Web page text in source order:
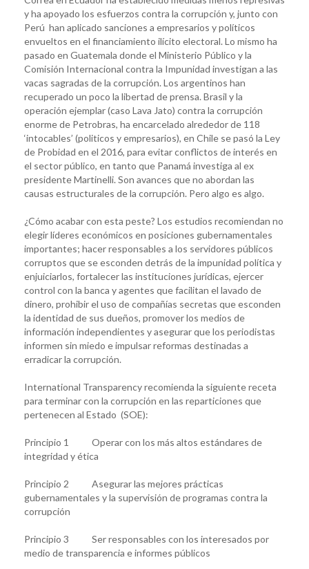
y ha apoyado los esfuerzos contra la corrupción y, junto con
Perú han aplicado sanciones a empresarios y políticos
envueltos en el financiamiento ilícito electoral. Lo mismo ha
pasado en Guatemala donde el Ministerio Público y la
Comisión Internacional contra la Impunidad investigan a las
vacas sagradas de la corrupción. Los argentinos han
recuperado un poco la libertad de prensa. Brasil y la
operación ejemplar (caso Lava Jato) contra la corrupción
enorme de Petrobras, ha encarcelado alrededor de 118
‘intocables’ (politicos y empresarios), en Chile se pasó la Ley
de Probidad en el 2016, para evitar conflictos de interés en
el sector público, en tanto que Panamá investiga al ex
presidente Martinelli. Son avances que no abordan las
causas estructurales de la corrupción. Pero algo es algo.
¿Cómo acabar con esta peste? Los estudios recomiendan no
elegir líderes económicos en posiciones gubernamentales
importantes; hacer responsables a los servidores públicos
corruptos que se esconden detrás de la impunidad política y
enjuiciarlos, fortalecer las instituciones jurídicas, ejercer
control con la banca y agentes que facilitan el lavado de
dinero, prohibir el uso de compañías secretas que esconden
la identidad de sus dueños, promover los medios de
información independientes y asegurar que los periodistas
informen sin miedo e impulsar reformas destinadas a
erradicar la corrupción.
International Transparency recomienda la siguiente receta
para terminar con la corrupción en las reparticiones que
pertenecen al Estado (SOE):
Principio 1 Operar con los más altos estándares de
integridad y ética
Principio 2 Asegurar las mejores prácticas
gubernamentales y la supervisión de programas contra la
corrupción
Principio 3 Ser responsables con los interesados por
medio de transparencia e informes públicos